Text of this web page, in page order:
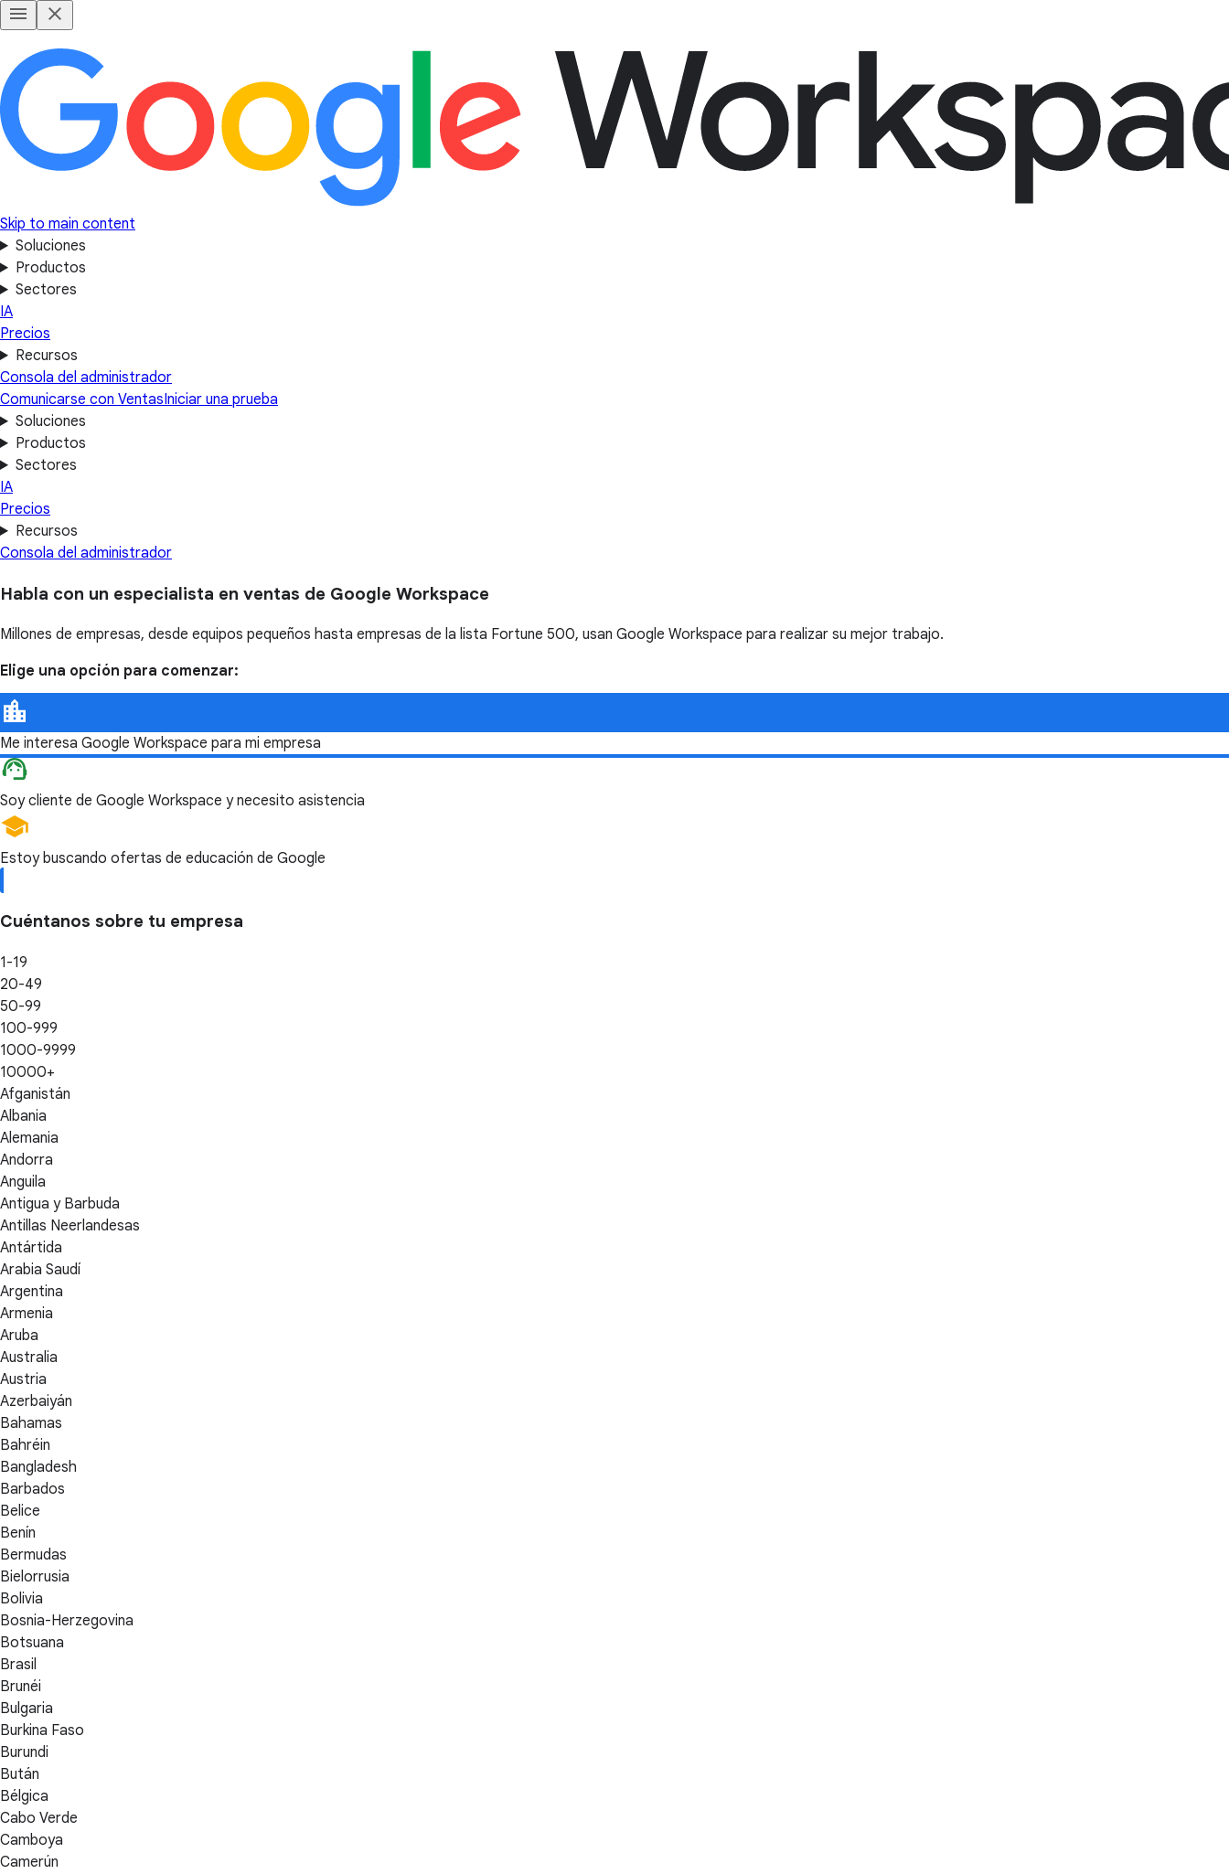
Skip to main content
Soluciones
Productos
Sectores
IA
Precios
Recursos
Consola del administrador
Comunicarse con VentasIniciar una prueba
Soluciones
Productos
Sectores
IA
Precios
Recursos
Consola del administrador
Habla con un especialista en ventas de Google Workspace
Millones de empresas, desde equipos pequeños hasta empresas de la lista Fortune 500, usan Google Workspace para realizar su mejor trabajo.
Elige una opción para comenzar:
Me interesa Google Workspace para mi empresa
Soy cliente de Google Workspace y necesito asistencia
Estoy buscando ofertas de educación de Google
Cuéntanos sobre tu empresa
1-19
20-49
50-99
100-999
1000-9999
10000+
Afganistán
Albania
Alemania
Andorra
Anguila
Antigua y Barbuda
Antillas Neerlandesas
Antártida
Arabia Saudí
Argentina
Armenia
Aruba
Australia
Austria
Azerbaiyán
Bahamas
Bahréin
Bangladesh
Barbados
Belice
Benín
Bermudas
Bielorrusia
Bolivia
Bosnia-Herzegovina
Botsuana
Brasil
Brunéi
Bulgaria
Burkina Faso
Burundi
Bután
Bélgica
Cabo Verde
Camboya
Camerún